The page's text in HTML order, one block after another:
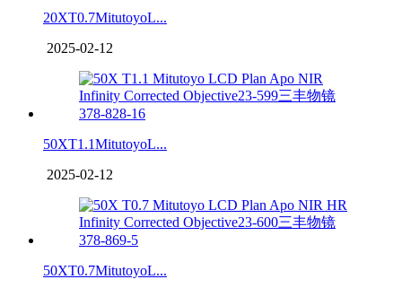
20XT0.7MitutoyoL...
2025-02-12
50XT1.1MitutoyoL...
2025-02-12
50XT0.7MitutoyoL...